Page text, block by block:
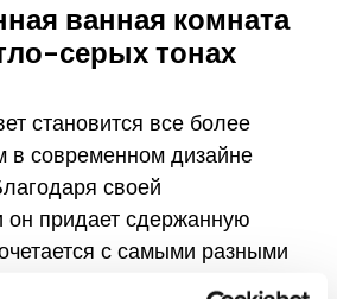
ванная комната
серых тонах
становится все более
современном дизайне
своей
он придает сдержанную
с самыми разными
Для тех, кто хочет